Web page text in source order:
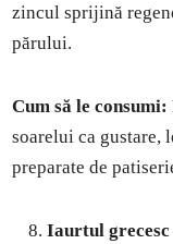
zincul sprijină
părului.
Cum să le consumi:
soarelui ca gustare,
preparate de
Iaurtul grecesc